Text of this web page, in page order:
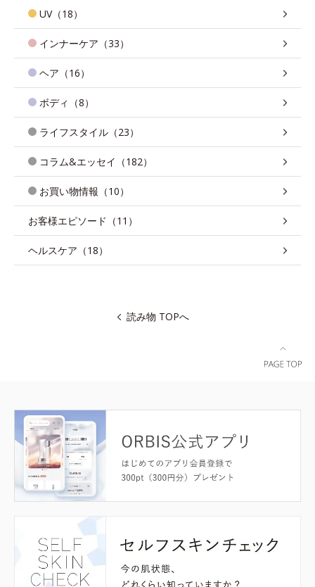
UV（18）
インナーケア（33）
ヘア（16）
ボディ（8）
ライフスタイル（23）
コラム&エッセイ（182）
お買い物情報（10）
お客様エピソード（11）
ヘルスケア（18）
読み物 TOPへ